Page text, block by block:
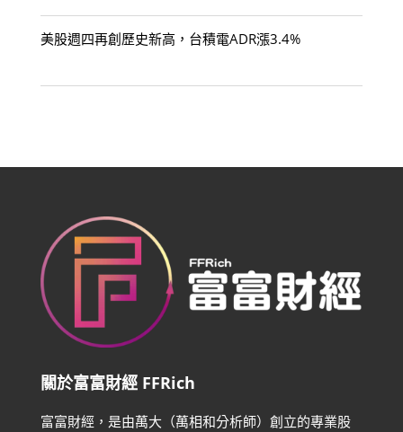
美股週四再創歷史新高，台積電ADR漲3.4%
關於富富財經 FFRich
富富財經，是由萬大（萬相和分析師）創立的專業股